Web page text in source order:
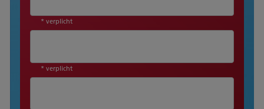
* verplicht
* verplicht